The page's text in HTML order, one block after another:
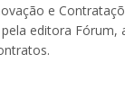
e
editora Fórum,